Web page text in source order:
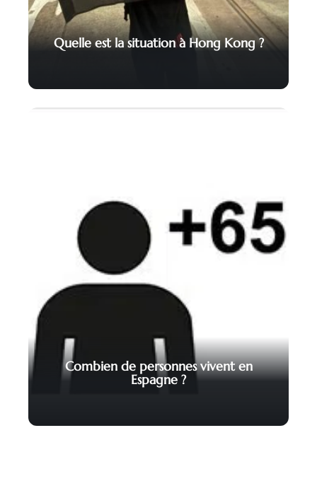
Quelle est la situation à Hong Kong ?
Combien de personnes vivent en
Espagne ?